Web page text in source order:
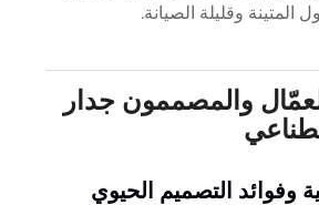
وقليلة الصيانة.
والمصممون جدار
وفوائد التصميم الحيوي